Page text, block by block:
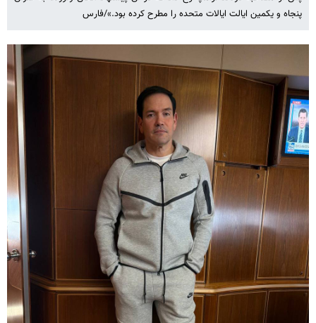
پنجاه و یکمین ایالت ایالات متحده را مطرح کرده بود.»/فارس